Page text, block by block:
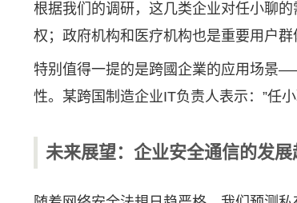
根据我们的调研，这几类企业对任小聊
权；政府机构和医疗机构也是重要用户
特别值得一提的是跨國企業的应用场景
性。某跨国制造企业IT负责人表示：”任
未来展望：企业安全通信的发展